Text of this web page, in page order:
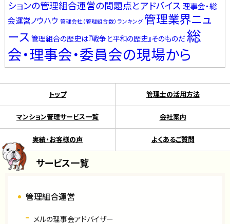
ションの管理組合運営の問題点とアドバイス 理事会・総
会運営ノウハウ 管理会社（管理組合数）ランキング 管理業界ニュ
ース 管理組合の歴史は『戦争と平和の歴史』そのものだ総
会・理事会・委員会の現場から
トップ 管理士の活用方法
マンション管理サービス一覧 会社案内
実績・お客様の声 よくあるご質問
サービス一覧
管理組合運営
メルの理事会アドバイザー